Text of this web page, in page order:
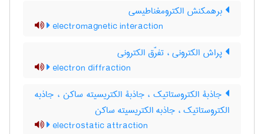
برهمکنش الکترومغناطیسی
electromagnetic interaction
پراش الکترونی ، تفرّق الکترونی
electron diffraction
جاذبۀ الکتروستاتیک ، جاذبۀ الکتریسیته ساکن ، جاذبه
الکتروستاتیک ، جاذبه الکتریسیته ساکن
electrostatic attraction